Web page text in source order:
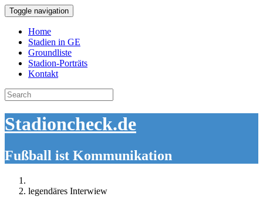
Toggle navigation
Home
Stadien in GE
Groundliste
Stadion-Porträts
Kontakt
Search
for:
Stadioncheck.de
Fußball ist Kommunikation
legendäres Interwiew